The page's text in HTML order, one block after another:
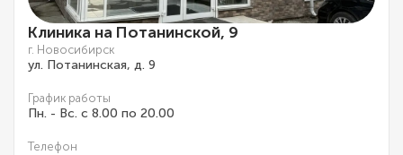
Клиника на Потанинской, 9
г. Новосибирск
ул. Потанинская, д. 9
График работы
Пн. - Вс. с 8.00 по 20.00
Телефон